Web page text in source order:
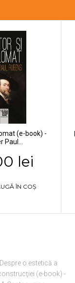
(e-book) -
Paul...
lei
ÎN COȘ